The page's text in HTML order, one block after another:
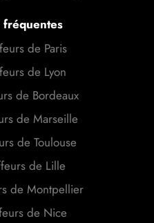
fréquentes
de Paris
de Lyon
de Bordeaux
de Marseille
de Toulouse
de Lille
de Montpellier
de Nice